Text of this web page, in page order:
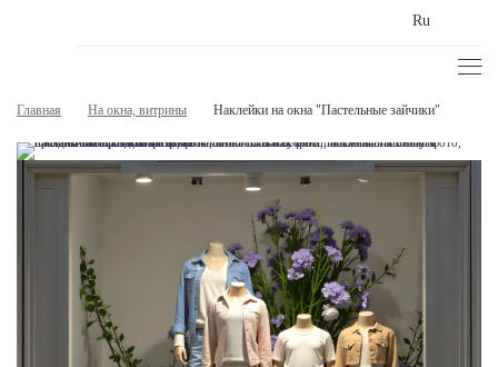
Ru
Главная На окна, витрины Наклейки на окна "Пастельные зайчики"